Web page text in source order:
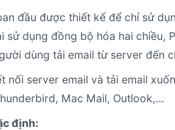
đầu được thiết kế để chỉ sử
sử dụng đồng bộ hóa hai chiều,
dùng tải email từ server đến
nối server email và tải email
Mac Mail, Outlook,…
định: